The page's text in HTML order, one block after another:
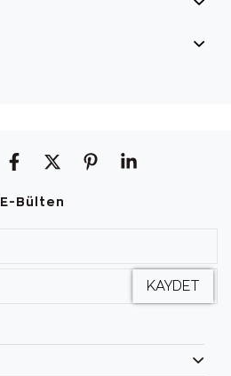
E-Bülten